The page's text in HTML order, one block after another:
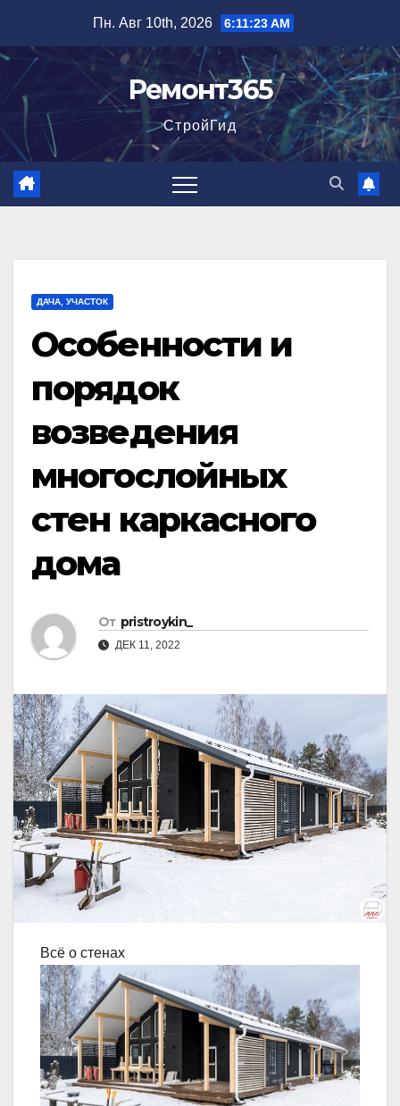
содержимому
Пн. Авг 10th, 2026 6:11:25 AM
Ремонт365
СтройГид
ДАЧА, УЧАСТОК
Особенности и
порядок
возведения
многослойных
стен каркасного
дома
От pristroykin_
ДЕК 11, 2022
Всё о стенах